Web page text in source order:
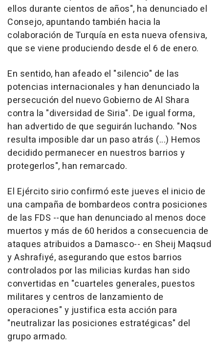
ellos durante cientos de años", ha denunciado el
Consejo, apuntando también hacia la
colaboración de Turquía en esta nueva ofensiva,
que se viene produciendo desde el 6 de enero.
En sentido, han afeado el "silencio" de las
potencias internacionales y han denunciado la
persecución del nuevo Gobierno de Al Shara
contra la "diversidad de Siria". De igual forma,
han advertido de que seguirán luchando. "Nos
resulta imposible dar un paso atrás (...) Hemos
decidido permanecer en nuestros barrios y
protegerlos", han remarcado.
El Ejército sirio confirmó este jueves el inicio de
una campaña de bombardeos contra posiciones
de las FDS --que han denunciado al menos doce
muertos y más de 60 heridos a consecuencia de
ataques atribuidos a Damasco-- en Sheij Maqsud
y Ashrafiyé, asegurando que estos barrios
controlados por las milicias kurdas han sido
convertidas en "cuarteles generales, puestos
militares y centros de lanzamiento de
operaciones" y justifica esta acción para
"neutralizar las posiciones estratégicas" del
grupo armado.